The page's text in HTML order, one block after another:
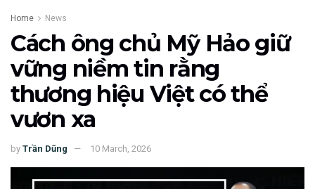
Home News
Cách ông chủ Mỹ Hảo giữ
vững niềm tin rằng
thương hiệu Việt có thể
vươn xa
by Trần Dũng 10 March, 2026